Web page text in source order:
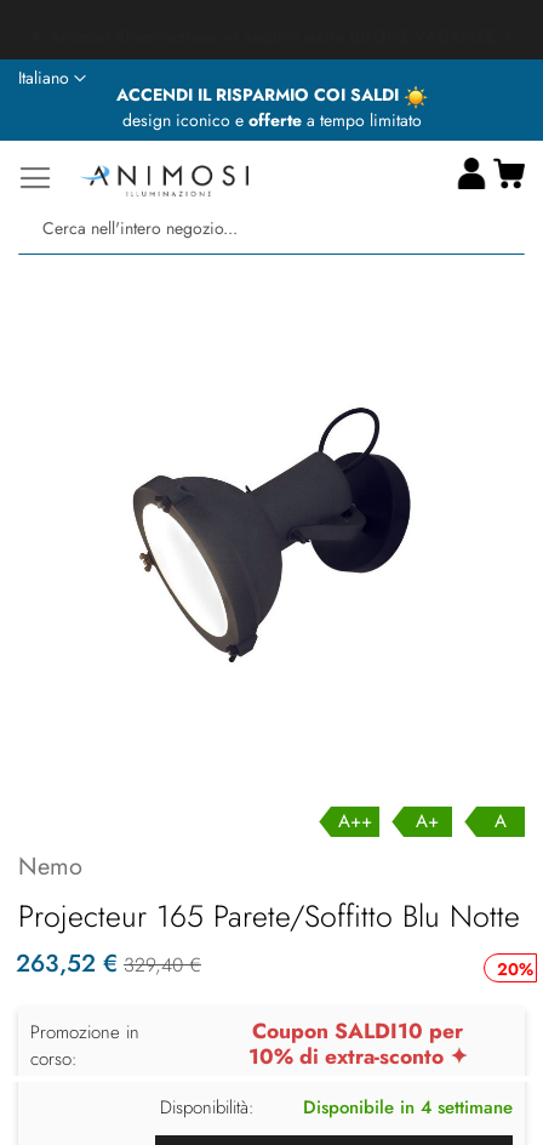
ACCENDI IL RISPARMIO COI SALDI
design iconico e offertea tempo limitato
Lingua
Italiano
A++ A+ A
Nemo
Projecteur 165 Parete/Soffitto Blu Notte
20%
263,52 € 329,40 €
Promozione in
corso:
Coupon SALDI10 per
10% di extra-sconto ✦
Disponibilità: Disponibile in 4 settimane